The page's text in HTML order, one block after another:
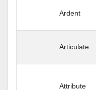
Ardent
Articulate
Attribute